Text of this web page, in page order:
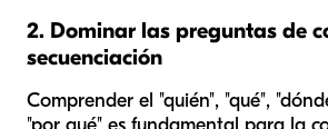
2. Dominar las preguntas de
secuenciación
Comprender el "quién", "qué",